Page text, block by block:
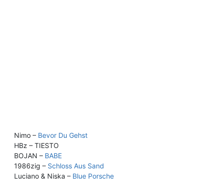
Nimo – Bevor Du Gehst
HBz – TIESTO
BOJAN – BABE
1986zig – Schloss Aus Sand
Luciano & Niska – Blue Porsche